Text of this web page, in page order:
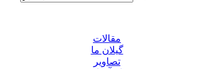
مقالات
گیلان ما
تصاویر